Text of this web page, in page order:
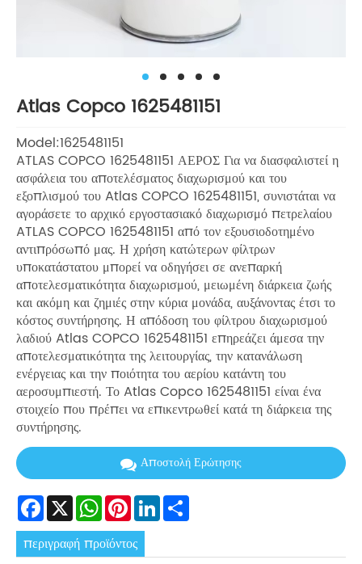
Atlas Copco 1625481151
Model:1625481151
ATLAS COPCO 1625481151 ΑΕΡΟΣ Για να διασφαλιστεί η
ασφάλεια του αποτελέσματος διαχωρισμού και του
εξοπλισμού του Atlas COPCO 1625481151, συνιστάται να
αγοράσετε το αρχικό εργοστασιακό διαχωρισμό πετρελαίου
ATLAS COPCO 1625481151 από τον εξουσιοδοτημένο
αντιπρόσωπό μας. Η χρήση κατώτερων φίλτρων
υποκατάστατου μπορεί να οδηγήσει σε ανεπαρκή
αποτελεσματικότητα διαχωρισμού, μειωμένη διάρκεια ζωής
και ακόμη και ζημιές στην κύρια μονάδα, αυξάνοντας έτσι το
κόστος συντήρησης. Η απόδοση του φίλτρου διαχωρισμού
λαδιού Atlas COPCO 1625481151 επηρεάζει άμεσα την
αποτελεσματικότητα της λειτουργίας, την κατανάλωση
ενέργειας και την ποιότητα του αερίου κατάντη του
αεροσυμπιεστή. Το Atlas Copco 1625481151 είναι ένα
στοιχείο που πρέπει να επικεντρωθεί κατά τη διάρκεια της
συντήρησης.
Αποστολή Ερώτησης
Facebook
X WhatsApp
Pinterest
LinkedIn
περιγραφή προϊόντος